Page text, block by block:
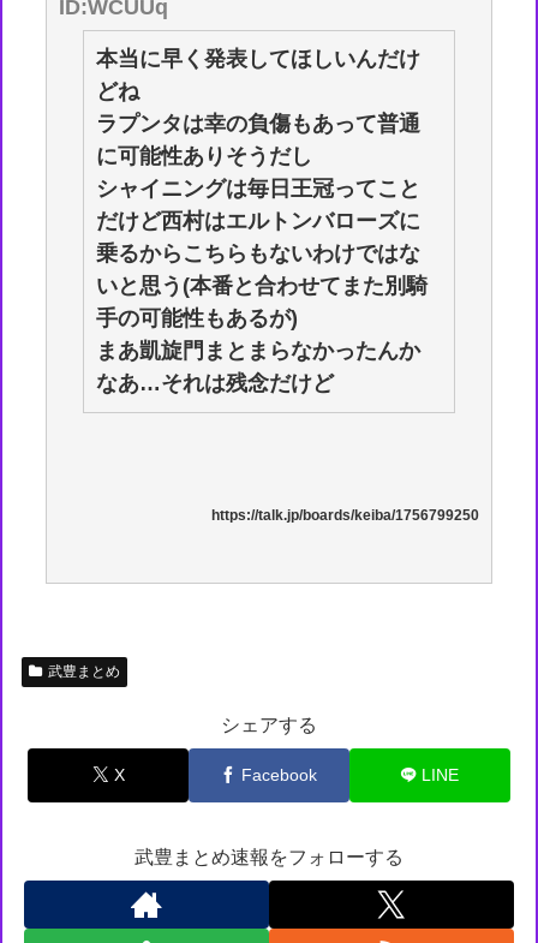
ID:WCUUq
本当に早く発表してほしいんだけ
どね
ラプンタは幸の負傷もあって普通
に可能性ありそうだし
シャイニングは毎日王冠ってこと
だけど西村はエルトンバローズに
乗るからこちらもないわけではな
いと思う(本番と合わせてまた別騎
手の可能性もあるが)
まあ凱旋門まとまらなかったんか
なあ…それは残念だけど
https://talk.jp/boards/keiba/1756799250
武豊まとめ
シェアする
X Facebook LINE
武豊まとめ速報をフォローする